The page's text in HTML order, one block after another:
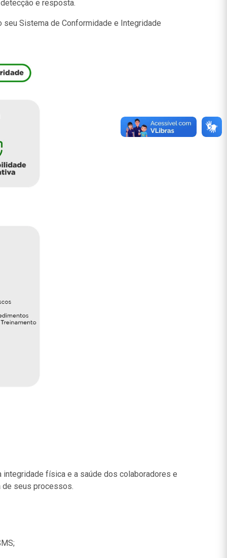
e resposta.
Sistema de Conformidade e Integridade
física e a saúde dos colaboradores e
de seus processos.